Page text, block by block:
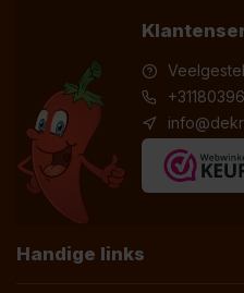
Handige links